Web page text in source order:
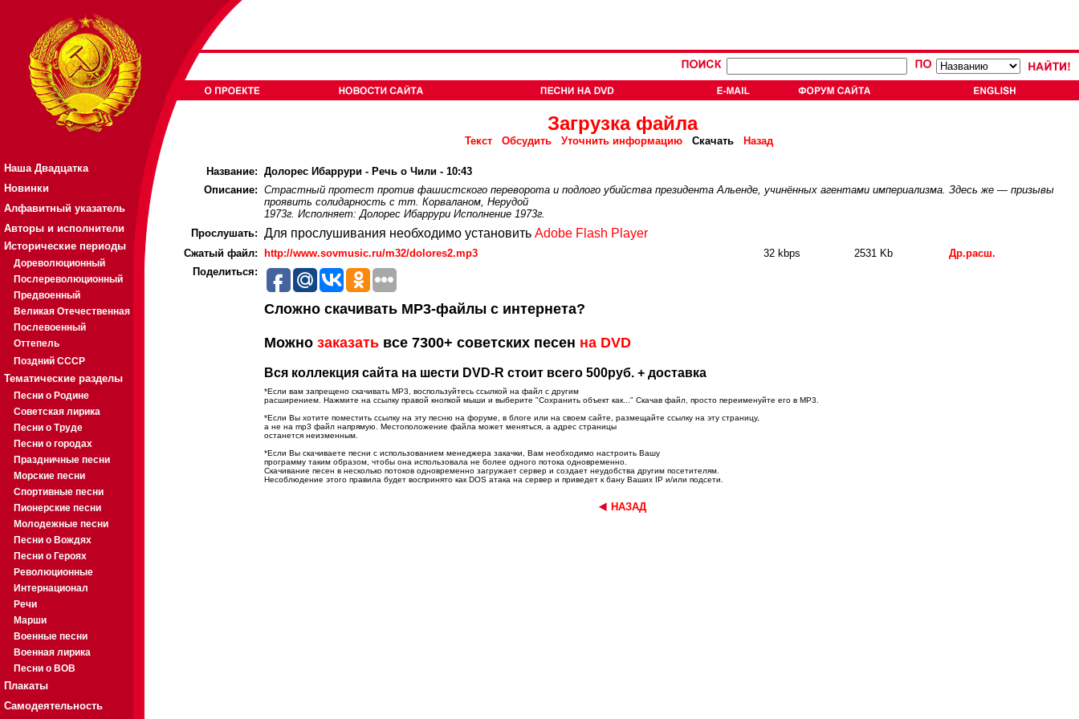
Наша Двадцатка
Новинки
Алфавитный указатель
Авторы и исполнители
Исторические периоды
Дореволюционный
Послереволюционный
Предвоенный
Великая Отечественная
Послевоенный
Оттепель
Поздний СССР
Тематические разделы
Песни о Родине
Советская лирика
Песни о Труде
Песни о городах
Праздничные песни
Морские песни
Спортивные песни
Пионерские песни
Молодежные песни
Песни о Вождях
Песни о Героях
Революционные
Интернационал
Речи
Марши
Военные песни
Военная лирика
Песни о ВОВ
Плакаты
Самодеятельность
Загрузка файла
Текст Обсудить Уточнить информацию Скачать Назад
Название: Долорес Ибаррури - Речь о Чили - 10:43
Описание: Страстный протест против фашистского переворота и подлого убийства президента Альенде, учинённых агентами империализма. Здесь же — призывы
проявить солидарность с тт. Корваланом, Нерудой
1973г. Исполняет: Долорес Ибаррури Исполнение 1973г.
Прослушать: Для прослушивания необходимо установить Adobe Flash Player
Cжатый файл: http://www.sovmusic.ru/m32/dolores2.mp3 32 kbps 2531 Kb
Др.расш.
Поделиться:
Сложно скачивать MP3-файлы с интернета?
Можно заказать все 7300+ советских песен на DVD
Вся коллекция сайта на шести DVD-R стоит всего 500руб. + доставка
*Если вам запрещено скачивать MP3, воспользуйтесь ссылкой на файл с другим
расширением. Нажмите на ссылку правой кнопкой мыши и выберите "Сохранить объект как..." Скачав файл, просто переименуйте его в MP3.
*Если Вы хотите поместить ссылку на эту песню на форуме, в блоге или на своем сайте, размещайте ссылку на эту страницу,
а не на mp3 файл напрямую. Местоположение файла может меняться, а адрес страницы
останется неизменным.
*Если Вы скачиваете песни с использованием менеджера закачки, Вам необходимо настроить Вашу
программу таким образом, чтобы она использовала не более одного потока одновременно.
Скачивание песен в несколько потоков одновременно загружает сервер и создает неудобства другим посетителям.
Несоблюдение этого правила будет воспринято как DOS атака на сервер и приведет к бану Ваших IP и/или подсети.
НАЗАД